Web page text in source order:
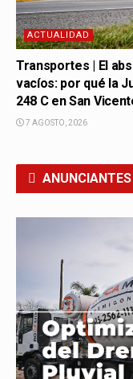
ACTUALIDAD
Transportes | El
vacíos: por qué la
248 C en San
7 AGOSTO, 2026
ANUNCIANTES